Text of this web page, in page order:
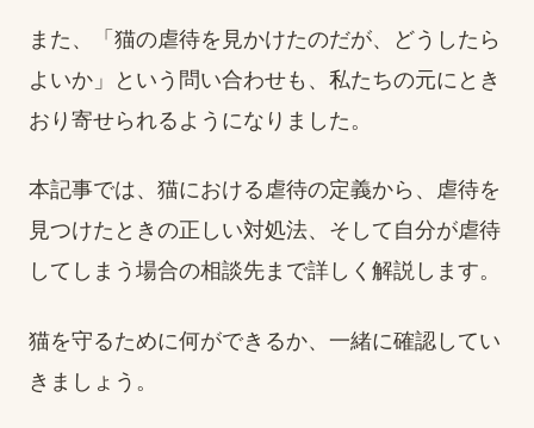
また、「猫の虐待を見かけたのだが、どうしたら
よいか」という問い合わせも、私たちの元にとき
おり寄せられるようになりました。
本記事では、猫における虐待の定義から、虐待を
見つけたときの正しい対処法、そして自分が虐待
してしまう場合の相談先まで詳しく解説します。
猫を守るために何ができるか、一緒に確認してい
きましょう。